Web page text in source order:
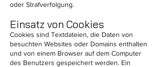
oder Strafverfolgung.
Einsatz von Cookies
Cookies sind Textdateien, die Daten von
besuchten Websites oder Domains enthalten
und von einem Browser auf dem Computer
des Benutzers gespeichert werden. Ein